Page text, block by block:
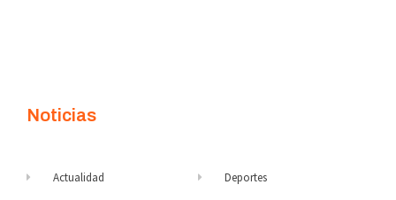
Noticias
Actualidad Deportes